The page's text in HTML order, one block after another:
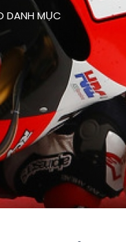
DANH MỤC